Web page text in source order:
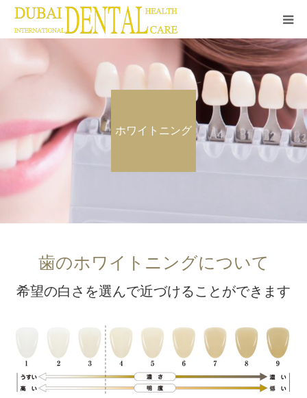
ホワイトニング
歯のホワイトニングについて
希望の白さを選んで近づけることができます
咬合・矯正